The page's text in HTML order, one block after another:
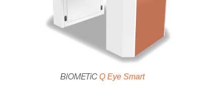
BIOMETiC Q Eye Smart